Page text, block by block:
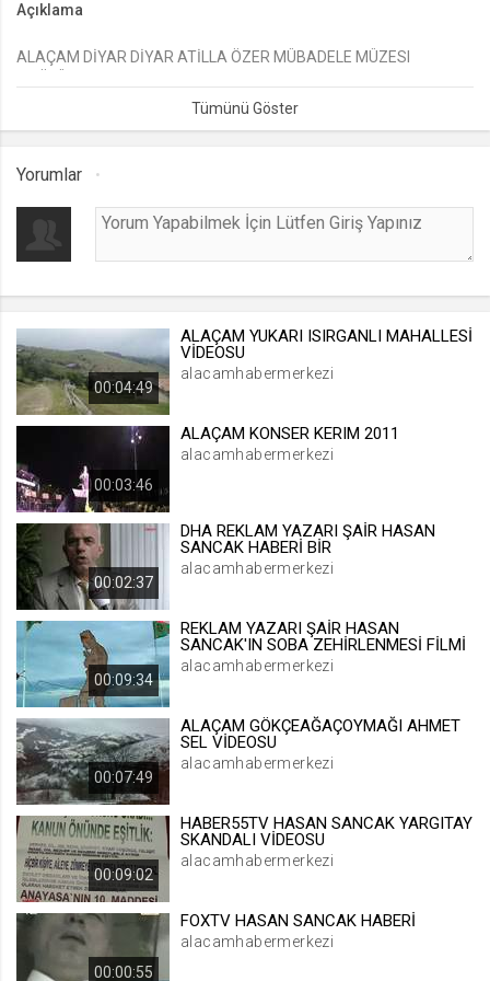
.web.tv
Seçilen dil tercihini tutmak
.web.tv
[hash]
.web.tv
Site içeriği önerme
1 yıl
voteLike*
.web.tv
1 ay
.web.tv
İsimsiz ziyaretçi için site içeriği
Açıklama
ALAÇAM DİYAR DİYAR ATİLLA ÖZER MÜBADELE MÜZESI
Yorumlar
00:04:49
ALAÇAM YUKARI ISIRGANLI MAHALLESİ
VİDEOSU
alacamhabermerkezi
00:03:46
ALAÇAM KONSER KERIM 2011
alacamhabermerkezi
00:02:37
DHA REKLAM YAZARI ŞAİR HASAN
SANCAK HABERİ BİR
alacamhabermerkezi
00:09:34
REKLAM YAZARI ŞAİR HASAN
SANCAK'IN SOBA ZEHİRLENMESİ FİLMİ
alacamhabermerkezi
00:07:49
ALAÇAM GÖKÇEAĞAÇOYMAĞI AHMET
SEL VİDEOSU
alacamhabermerkezi
00:09:02
HABER55TV HASAN SANCAK YARGITAY
SKANDALI VİDEOSU
alacamhabermerkezi
00:00:55
FOXTV HASAN SANCAK HABERİ
alacamhabermerkezi